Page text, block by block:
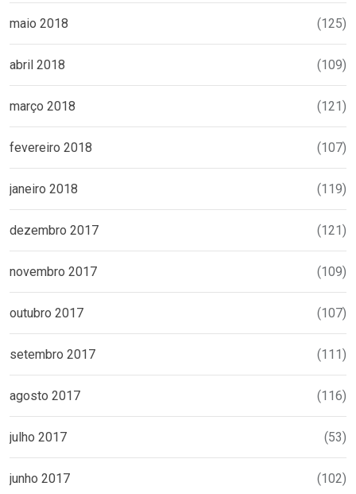
maio 2018 (125)
abril 2018 (109)
março 2018 (121)
fevereiro 2018 (107)
janeiro 2018 (119)
dezembro 2017 (121)
novembro 2017 (109)
outubro 2017 (107)
setembro 2017 (111)
agosto 2017 (116)
julho 2017 (53)
junho 2017 (102)